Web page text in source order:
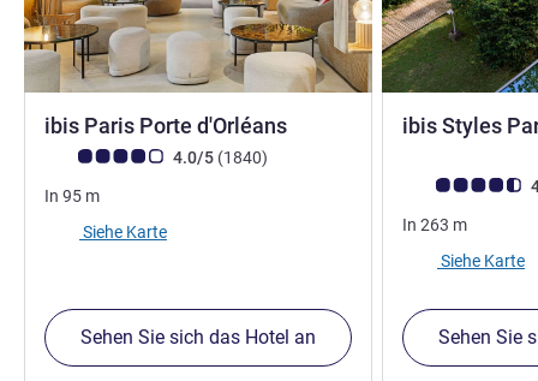
ibis Paris Porte d'Orléans
Note Kundenmeinungen (Bewertung ALL)
4.0/5 (1840Bewertungen
)
In 95 m
Siehe Karte
Sehen Sie sich das Hotel an
ibis Styles
Note
In 263 m
Siehe Karte
Sehen Sie